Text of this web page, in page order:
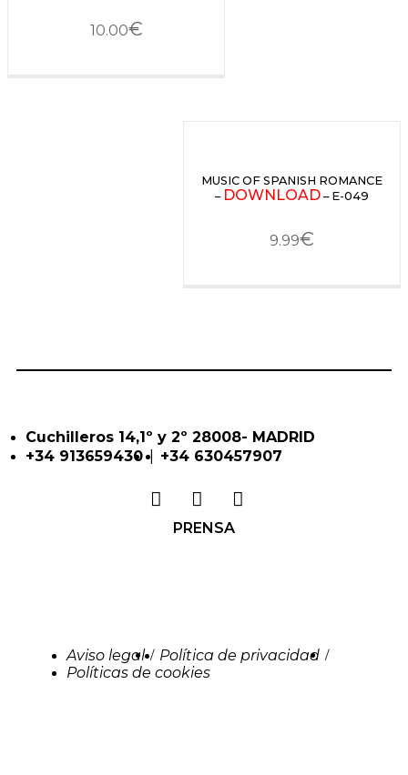
10.00€
MUSIC OF SPANISH ROMANCE
– DOWNLOAD– E-049
9.99€
Cuchilleros 14,1º y 2º 28008- MADRID
+34 913659430 | +34 630457907
PRENSA
Aviso legal / Política de privacidad /
Políticas de cookies